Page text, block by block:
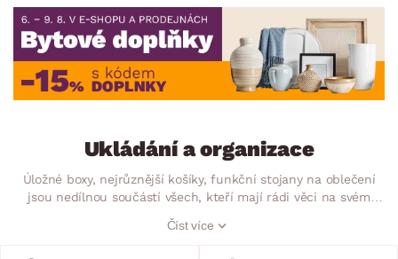
Ukládání a organizace
Úložné boxy, nejrůznější košíky, funkční stojany na oblečení
jsou nedílnou součástí všech, kteří mají rádi věci na svém
cestování a nákupu. K tomu, aby bylo vše čisté pomohou
Číst více